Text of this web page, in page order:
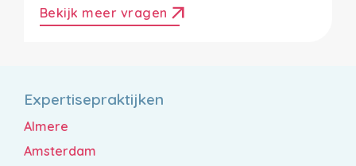
Bekijk meer vragen arrow_outward
Expertisepraktijken
Almere
Amsterdam